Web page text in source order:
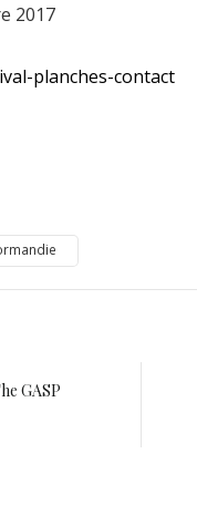
2017
planches-contact
GASP